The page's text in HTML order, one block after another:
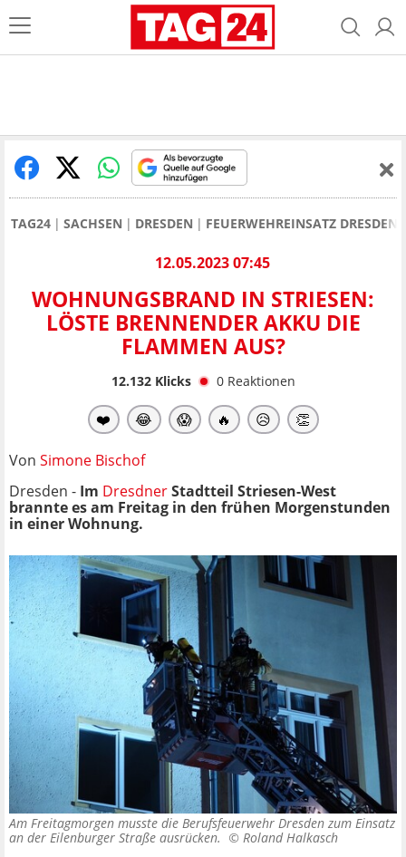
TAG24 SACHSEN DRESDEN FEUERWEHREINSATZ DRESDEN
12.05.2023 07:45
WOHNUNGSBRAND IN STRIESEN:
LÖSTE BRENNENDER AKKU DIE
FLAMMEN AUS?
12.132Klicks 0 Reaktionen
❤️ 😂 😱 🔥 😥 👏
Von Simone Bischof
Dresden - Im DresdnerStadtteil Striesen-West
brannte es am Freitag in den frühen Morgenstunden
in einer Wohnung.
Am Freitagmorgen musste die Berufsfeuerwehr Dresden zum Einsatz
an der Eilenburger Straße ausrücken. © Roland Halkasch